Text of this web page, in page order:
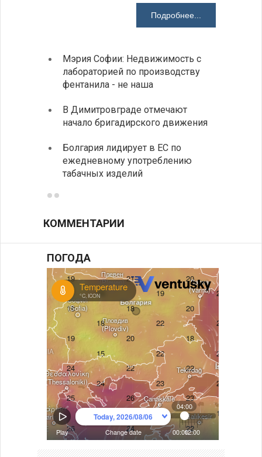
Подробнее...
Мэрия Софии: Недвижимость с
лабораторией по производству
фентанила - не наша
В Димитровграде отмечают
начало бригадирского движения
Болгария лидирует в ЕС по
ежедневному употреблению
табачных изделий
КОММЕНТАРИИ
ПОГОДА